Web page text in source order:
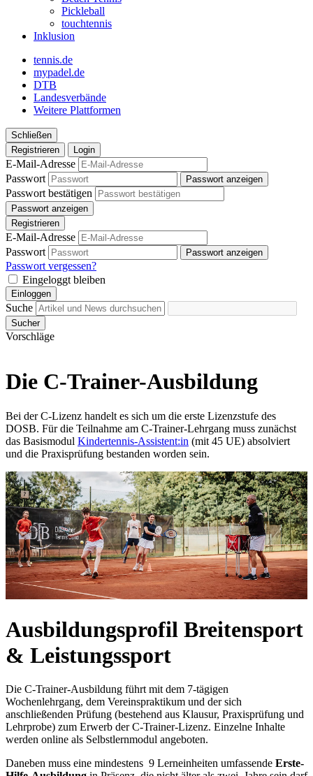
Pickleball
touchtennis
Inklusion
tennis.de
mypadel.de
DTB
Landesverbände
Weitere Plattformen
Schließen
Registrieren
Login
E-Mail-Adresse
Passwort
Passwort anzeigen
Passwort bestätigen
Passwort anzeigen
Registrieren
E-Mail-Adresse
Passwort
Passwort anzeigen
Passwort vergessen?
Eingeloggt bleiben
Einloggen
Suche
Sucher
Vorschläge
Die C-Trainer-Ausbildung
Bei der C-Lizenz handelt es sich um die erste Lizenzstufe des
DOSB. Für die Teilnahme am C-Trainer-Lehrgang muss zunächst
das Basismodul Kindertennis-Assistent:in (mit 45 UE) absolviert
und die Praxisprüfung bestanden worden sein.
Ausbildungsprofil Breitensport
& Leistungssport
Die C-Trainer-Ausbildung führt mit dem 7-tägigen
Wochenlehrgang, dem Vereinspraktikum und der sich
anschließenden Prüfung (bestehend aus Klausur, Praxisprüfung und
Lehrprobe) zum Erwerb der C-Trainer-Lizenz. Einzelne Inhalte
werden online als Selbstlernmodul angeboten.
Daneben muss eine mindestens 9 Lerneinheiten umfassende Erste-